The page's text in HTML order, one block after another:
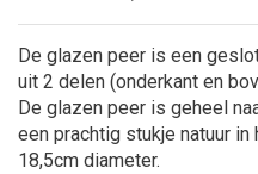
De glazen peer is een
uit 2 delen (onderkant en
De glazen peer is geheel
een prachtig stukje natuur in
18,5cm diameter.